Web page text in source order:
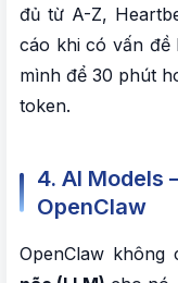
đủ từ A-Z,
cáo khi có vấn đề
mình để 30 phút
token.
4. AI Models
OpenClaw
OpenClaw